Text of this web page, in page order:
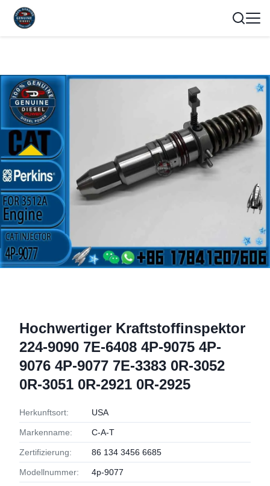
Hochwertiger Kraftstoffinspektor
224-9090 7E-6408 4P-9075 4P-
9076 4P-9077 7E-3383 0R-3052
0R-3051 0R-2921 0R-2925
Herkunftsort: USA
Markenname: C-A-T
Zertifizierung: 86 134 3456 6685
Modellnummer: 4p-9077